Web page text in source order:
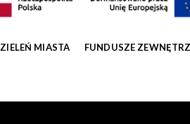
MIASTA FUNDUSZE